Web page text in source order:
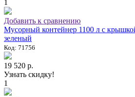
1
Добавить к сравнению
Мусорный контейнер 1100 л с
зеленый
Код: 71756
19 520 р.
Узнать скидку!
1